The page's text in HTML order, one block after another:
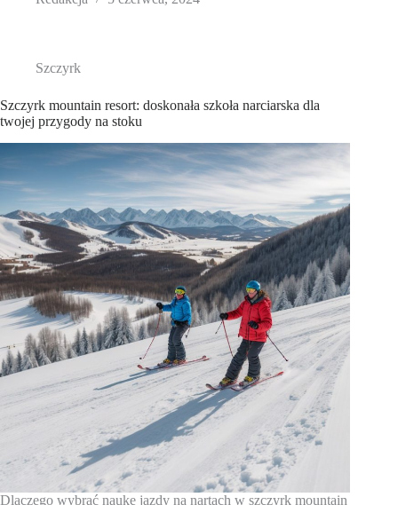
Szczyrk
Szczyrk mountain resort: doskonała szkoła narciarska dla
twojej przygody na stoku
Dlaczego wybrać naukę jazdy na nartach w szczyrk mountain